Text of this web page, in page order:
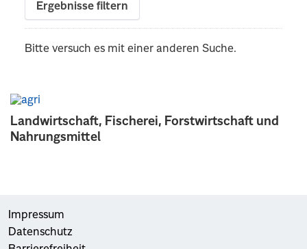
Landwirtschaft, Fischerei, Forstwirtschaft und
Nahrungsmittel
Ergebnisse filtern
Bitte versuch es mit einer anderen Suche.
Impressum
Datenschutz